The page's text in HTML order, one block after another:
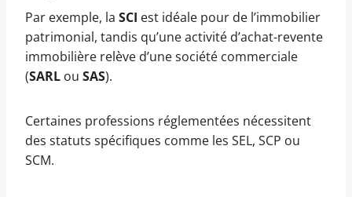
Par exemple, la SCI est idéale pour de l’immobilier
patrimonial, tandis qu’une activité d’achat-revente
immobilière relève d’une société commerciale
(SARL ou SAS).
Certaines professions réglementées nécessitent
des statuts spécifiques comme les SEL, SCP ou
SCM.